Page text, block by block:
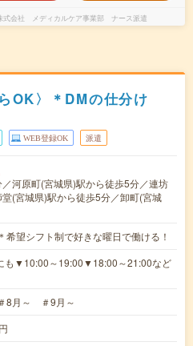
式会社 メディカルケア事業部 ナース派遣
OK〉＊DMの仕分け
WEB登録OK 派遣
河原町(宮城県)駅から徒歩5分／連坊
(宮城県)駅から徒歩5分／卸町(宮城
希望シフト制で好きな曜日で働ける！
も▼10:00～19:00▼18:00～21:00など
8月～ ＃9月～